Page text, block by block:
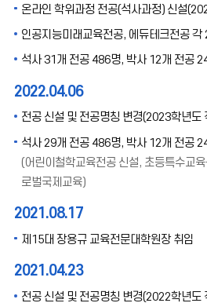
온라인 학위과정 전공(석사과정) 신설
인공지능미래교육전공, 에듀테크전공 각
석사 31개 전공 486명, 박사 12개 전공
2022.04.06
전공 신설 및 전공명칭 변경(2023학년도
석사 29개 전공 486명, 박사 12개 전공
(어린이철학교육전공 신설, 초등특수교
로벌국제교육)
2021.08.17
제15대 장용규 교육전문대학원장 취임
2021.04.23
전공 신설 및 전공명칭 변경(2022학년도